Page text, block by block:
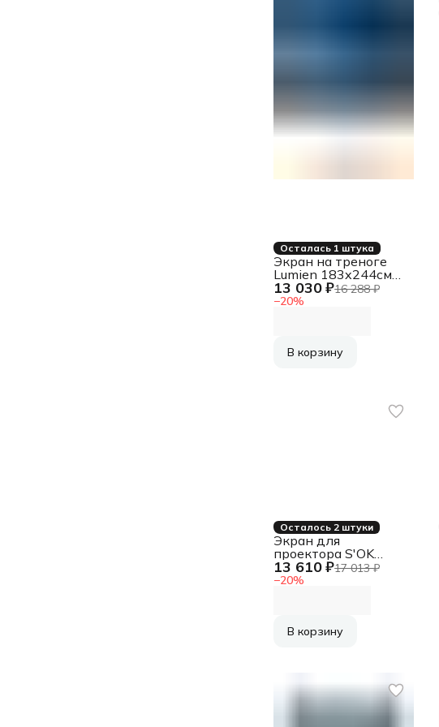
Осталась 1 штука
13 030 ₽16 288 ₽
−20%
Экран на треноге
Lumien 183x244см
Master View LMV-
100108 4:3
В корзину
Осталось 2 штуки
13 610 ₽17 013 ₽
−20%
Экран для
проектора S'OK
SCFRV-236x133
107" 16:9 на
В корзину